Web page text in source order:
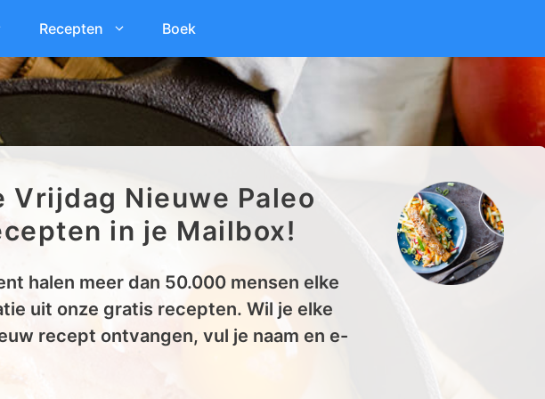
Recepten Boek
Vrijdag Nieuwe Paleo
in je Mailbox!
halen meer dan 50.000 mensen elke
uit onze gratis recepten. Wil je elke
recept ontvangen, vul je naam en e-